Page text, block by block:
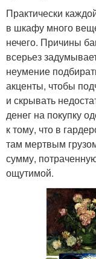
Практически
в шкафу много
нечего. Причины
всерьез
неумение
акценты, чтобы
и скрывать
денег на покупку
к тому, что в
там мертвым
сумму,
ощутимой.